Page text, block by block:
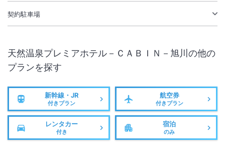
契約駐車場
天然温泉プレミアホテル－ＣＡＢＩＮ－旭川 の他の
プランを探す
新幹線・JR
付きプラン
航空券
付きプラン
レンタカー
付き
宿泊
のみ